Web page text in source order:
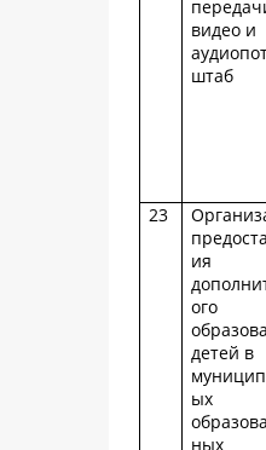
видео и
штаб
23
ия
ого
детей в
ых
ных